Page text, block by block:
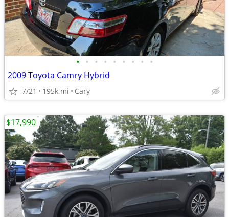
• • • • • • • • •
2009 Toyota Camry Hybrid
7/21 195k mi Cary
$17,990